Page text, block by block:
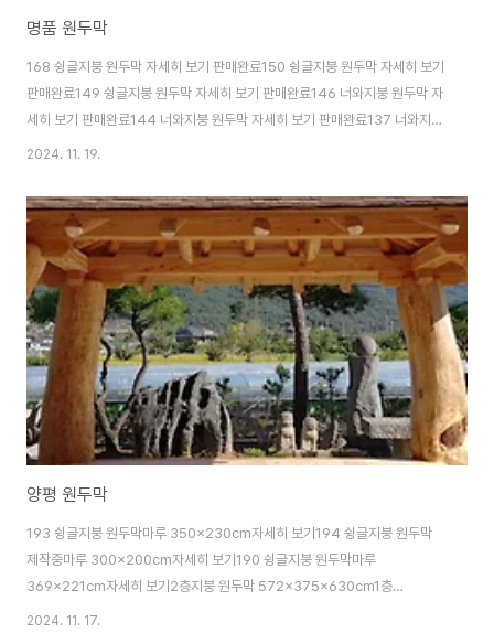
명품 원두막
168 슁글지붕 원두막 자세히 보기 판매완료150 슁글지붕 원두막 자세히 보기
판매완료149 슁글지붕 원두막 자세히 보기 판매완료146 너와지붕 원두막 자
세히 보기 판매완료144 너와지붕 원두막 자세히 보기 판매완료137 너와지붕
원두막 자세히 보기 판매완료127 파라솔정자 자세히 보기 판매완료122 싱글
99 너와지붕 원두막 1100만원 자세히 보기 판매완료93 너와지붕 원두막 자
세히 보기 판매완료89 명품 파라솔정자 지붕규격 432x324cm,보령오석 받
침석 장263x폭110x고45cm자세히 보기 1200만원 판매완료79 너와지붕
원두막 자세히 보기 판매완료50 구비소나무 원두막 자세히 보기 판매완료 40
너와지붕 원두막 자세..
2024. 11. 19.
양평 원두막
193 슁글지붕 원두막마루 350x230cm자세히 보기194 슁글지붕 원두막
제작중마루 300x200cm자세히 보기190 슁글지붕 원두막마루
369x221cm자세히 보기2층지붕 원두막 572x375x630cm1층
572x375x276cm, 2층지붕 295x240x105cm자세히 보기132 3층지
2024. 11. 17.